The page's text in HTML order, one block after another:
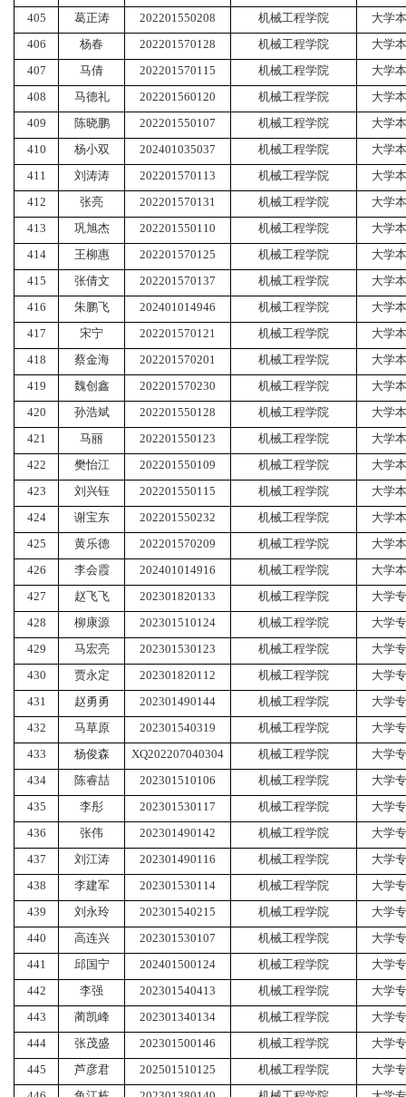
405
葛正涛 202201550208 机械工程学院
大学
406
杨春 202201570128 机械工程学院
大学
407
马倩 202201570115 机械工程学院
大学
408
马德礼 202201560120 机械工程学院
大学
409
陈晓鹏 202201550107 机械工程学院
大学
410
杨小双 202401035037 机械工程学院
大学
411
刘涛涛 202201570113 机械工程学院
大学
412
张亮 202201570131 机械工程学院
大学
413
巩旭杰 202201550110 机械工程学院
大学
414
王柳惠 202201570125 机械工程学院
大学
415
张倩文 202201570137 机械工程学院
大学
416
朱鹏飞 202401014946 机械工程学院
大学
417
宋宁 202201570121 机械工程学院
大学
418
蔡金海 202201570201 机械工程学院
大学
419
魏创鑫 202201570230 机械工程学院
大学
420
孙浩斌 202201550128 机械工程学院
大学
421
马丽 202201550123 机械工程学院
大学
422
樊怡江 202201550109 机械工程学院
大学
423
刘兴钰 202201550115 机械工程学院
大学
424
谢宝东 202201550232 机械工程学院
大学
425
黄乐德 202201570209 机械工程学院
大学
426
李会霞 202401014916 机械工程学院
大学
427
赵飞飞 202301820133 机械工程学院
大学
428
柳康源 202301510124 机械工程学院
大学
429
马宏亮 202301530123 机械工程学院
大学
430
贾永定 202301820112 机械工程学院
大学
431
赵勇勇 202301490144 机械工程学院
大学
432
马草原 202301540319 机械工程学院
大学
433
杨俊森 XQ202207040304 机械工程学院
大学
434
陈睿喆 202301510106 机械工程学院
大学
435
李彤 202301530117 机械工程学院
大学
436
张伟 202301490142 机械工程学院
大学
437
刘江涛 202301490116 机械工程学院
大学
438
李建军 202301530114 机械工程学院
大学
439
刘永玲 202301540215 机械工程学院
大学
440
高连兴 202301530107 机械工程学院
大学
441
邱国宁 202401500124 机械工程学院
大学
442
李强 202301540413 机械工程学院
大学
443
蔺凯峰 202301340134 机械工程学院
大学
444
张茂盛 202301500146 机械工程学院
大学
445
芦彦君 202501510125 机械工程学院
大学